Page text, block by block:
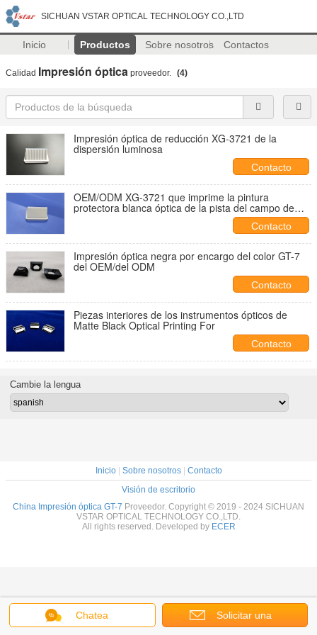
SICHUAN VSTAR OPTICAL TECHNOLOGY CO.,LTD
Inicio Productos Sobre nosotros Contactos
Calidad Impresión óptica proveedor. (4)
Impresión óptica de reducción XG-3721 de la
dispersión luminosa
Contacto
OEM/ODM XG-3721 que imprime la pintura
protectora blanca óptica de la pista del campo de
Contacto
Impresión óptica negra por encargo del color GT-7
del OEM/del ODM
Contacto
Piezas interiores de los instrumentos ópticos de
Matte Black Optical Printing For
Contacto
Chatea Solicitar una
Cambie la lengua
Inicio| Sobre nosotros| Contacto
Visión de escritorio
China Impresión óptica GT-7 Proveedor. Copyright © 2019 - 2024 SICHUAN
VSTAR OPTICAL TECHNOLOGY CO.,LTD.
All rights reserved. Developed by ECER